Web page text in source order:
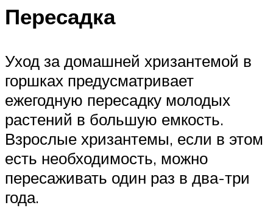
Пересадка
Уход за домашней хризантемой в
горшках предусматривает
ежегодную пересадку молодых
растений в большую емкость.
Взрослые хризантемы, если в этом
есть необходимость, можно
пересаживать один раз в два-три
года.